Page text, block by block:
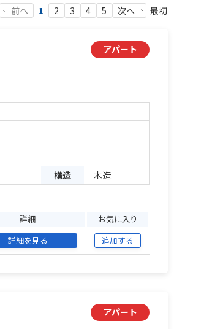
前へ 1 2 3 4 5 次へ 最初
アパート
構造 木造
詳細 お気に入り
詳細を見る 追加する
アパート